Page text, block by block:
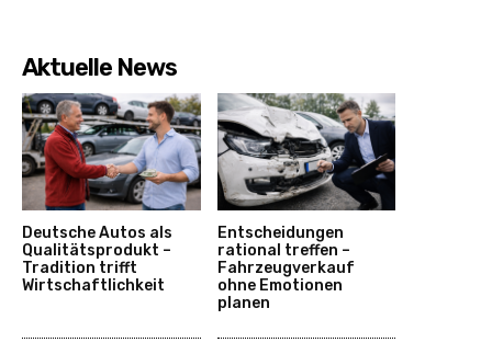
Aktuelle News
Deutsche Autos als
Qualitätsprodukt –
Tradition trifft
Wirtschaftlichkeit
Entscheidungen
rational treffen –
Fahrzeugverkauf
ohne Emotionen
planen